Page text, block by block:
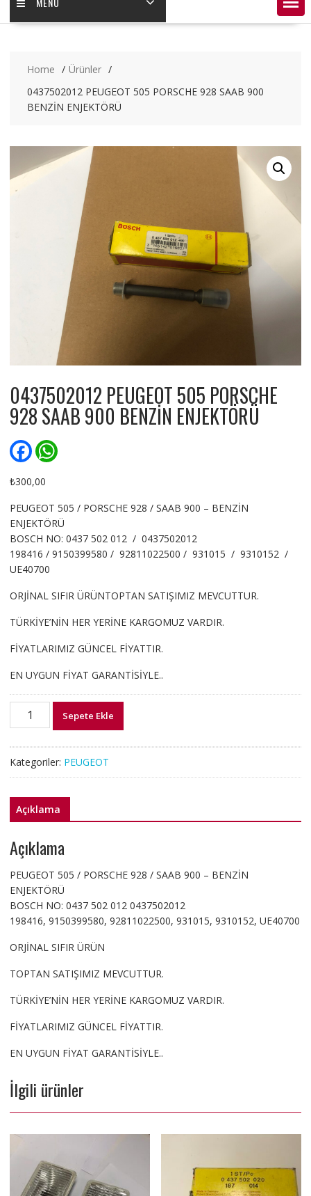
Home
Ürünler
0437502012 PEUGEOT 505 PORSCHE 928 SAAB 900
BENZİN ENJEKTÖRÜ
0437502012 PEUGEOT 505 PORSCHE
928 SAAB 900 BENZİN ENJEKTÖRÜ
F
a
e
b
o
k
W
h
p
p
₺300,00
PEUGEOT 505 / PORSCHE 928 / SAAB 900 – BENZİN
ENJEKTÖRÜ
BOSCH NO: 0437 502 012 / 0437502012
198416 / 9150399580 / 92811022500 / 931015 / 9310152 /
UE40700
ORJİNAL SIFIR ÜRÜNTOPTAN SATIŞIMIZ MEVCUTTUR.
TÜRKİYE’NİN HER YERİNE KARGOMUZ VARDIR.
FİYATLARIMIZ GÜNCEL FİYATTIR.
EN UYGUN FİYAT GARANTİSİYLE..
0437502012
928
900
BENZİN
adet
Sepete Ekle
Kategoriler: PEUGEOT
Açıklama
Açıklama
PEUGEOT 505 / PORSCHE 928 / SAAB 900 – BENZİN
ENJEKTÖRÜ
BOSCH NO: 0437 502 012 0437502012
198416, 9150399580, 92811022500, 931015, 9310152, UE40700
ORJİNAL SIFIR ÜRÜN
TOPTAN SATIŞIMIZ MEVCUTTUR.
TÜRKİYE’NİN HER YERİNE KARGOMUZ VARDIR.
FİYATLARIMIZ GÜNCEL FİYATTIR.
EN UYGUN FİYAT GARANTİSİYLE..
İlgili ürünler